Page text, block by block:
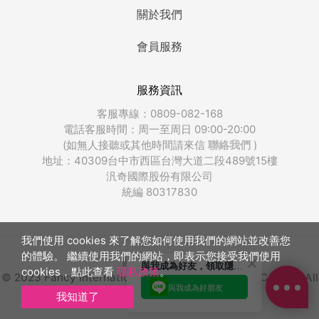
關於我們
會員服務
服務資訊
客服專線：0809-082-168
電話客服時間：周一至周日 09:00-20:00
(如無人接聽或其他時間請來信 聯絡我們)
地址：40309台中市西區台灣大道二段489號15樓
汎奇國際股份有限公司
統編 80317830
販奇網版權所有
© 2023 Fancy International Integrated Marketing Co., Ltd. All
Rights Reserved.
我們使用 cookies 來了解您如何使用我們的網站並改善您
的體驗。 繼續使用我們的網站，即表示您接受我們使用
cookies，點此查看 隱私政策。
我知道了
與我成為好友，領取隱藏優惠
與我成為好朋友